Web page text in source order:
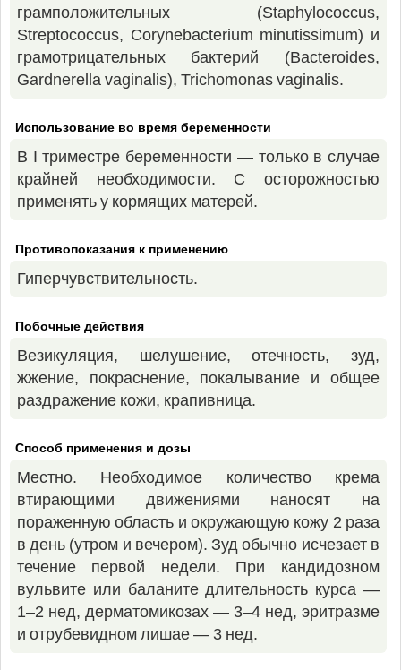
грамположительных (Staphylococcus,
Streptococcus, Corynebacterium minutissimum) и
грамотрицательных бактерий (Bacteroides,
Gardnerella vaginalis), Trichomonas vaginalis.
Использование во время беременности
В I триместре беременности — только в случае
крайней необходимости. С осторожностью
применять у кормящих матерей.
Противопоказания к применению
Гиперчувствительность.
Побочные действия
Везикуляция, шелушение, отечность, зуд,
жжение, покраснение, покалывание и общее
раздражение кожи, крапивница.
Способ применения и дозы
Местно. Необходимое количество крема
втирающими движениями наносят на
пораженную область и окружающую кожу 2 раза
в день (утром и вечером). Зуд обычно исчезает в
течение первой недели. При кандидозном
вульвите или баланите длительность курса —
1–2 нед, дерматомикозах — 3–4 нед, эритразме
и отрубевидном лишае — 3 нед.